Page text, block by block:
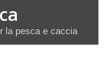
la pesca e caccia